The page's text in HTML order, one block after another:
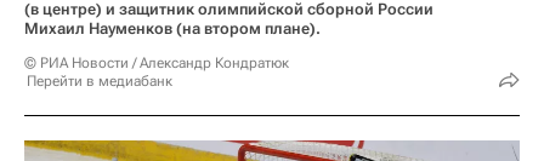
(в центре) и защитник олимпийской сборной России
Михаил Науменков (на втором плане).
© РИА Новости / Александр Кондратюк
Перейти в медиабанк